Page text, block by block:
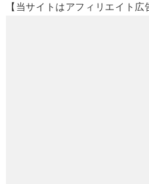
【当サイトはアフィリエイト広